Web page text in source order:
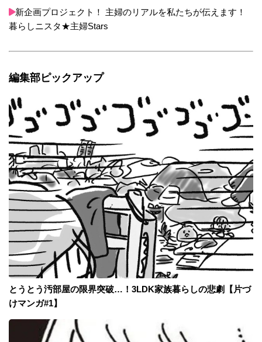
新企画プロジェクト！ 主婦のリアルを私たちが伝えます！
暮らしニスタ★主婦Stars
編集部ピックアップ
とうとう汚部屋の限界突破…！3LDK家族暮らしの悲劇【片づ
けマンガ#1】